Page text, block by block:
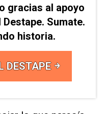
gracias al apoyo
Sumate.
historia.
DESTAPE